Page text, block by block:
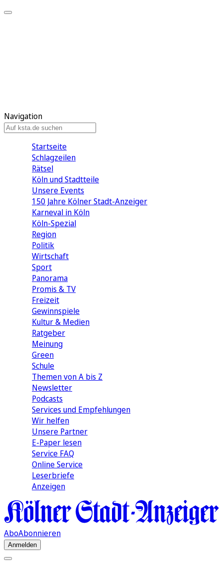
Navigation
Startseite
Schlagzeilen
Rätsel
Köln und Stadtteile
Unsere Events
150 Jahre Kölner Stadt-Anzeiger
Karneval in Köln
Köln-Spezial
Region
Politik
Wirtschaft
Sport
Panorama
Promis & TV
Freizeit
Gewinnspiele
Kultur & Medien
Ratgeber
Meinung
Green
Schule
Themen von A bis Z
Newsletter
Podcasts
Services und Empfehlungen
Wir helfen
Unsere Partner
E-Paper lesen
Service FAQ
Online Service
Leserbriefe
Anzeigen
AboAbonnieren
Anmelden